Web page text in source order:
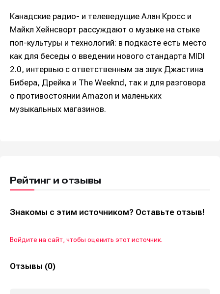
Канадские радио- и телеведущие Алан Кросс и
Майкл Хейнсворт рассуждают о музыке на стыке
поп-культуры и технологий: в подкасте есть место
как для беседы о введении нового стандарта MIDI
2.0, интервью с ответственным за звук Джастина
Бибера, Дрейка и The Weeknd, так и для разговора
о противостоянии Amazon и маленьких
музыкальных магазинов.
Рейтинг и отзывы
Знакомы с этим источником? Оставьте отзыв!
Войдите на сайт, чтобы оценить этот источник.
Отзывы (0)